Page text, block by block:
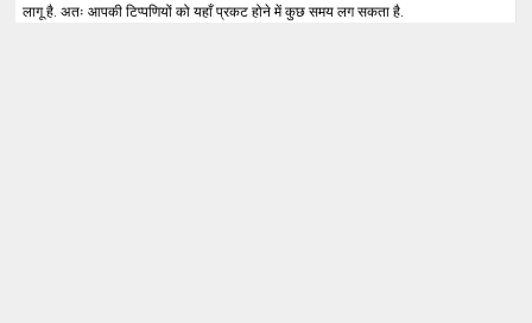
लागू है. अतः आपकी टिप्पणियों को यहाँ प्रकट होने में कुछ समय लग सकता है.